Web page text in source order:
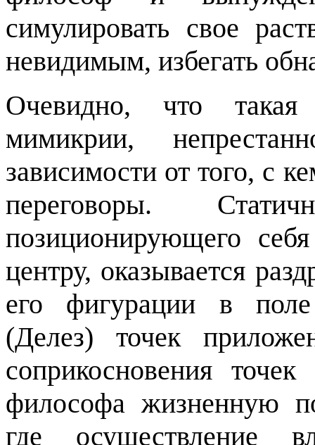
симулировать свое
невидимым, избегать
Очевидно, что такая
мимикрии,
зависимости от того, с
переговоры.
позиционирующего
центру, оказывается
его фигурации в
(Делез) точек
соприкосновения
философа жизненную
где осуществление